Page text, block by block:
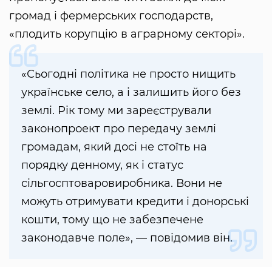
громад і фермерських господарств,
«плодить корупцію в аграрному секторі».
«Сьогодні політика не просто нищить
українське село, а і залишить його без
землі. Рік тому ми зареєстрували
законопроект про передачу землі
громадам, який досі не стоїть на
порядку денному, як і статус
сільгосптоваровиробника. Вони не
можуть отримувати кредити і донорські
кошти, тому що не забезпечене
законодавче поле», — повідомив він.